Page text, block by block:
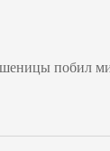
побил